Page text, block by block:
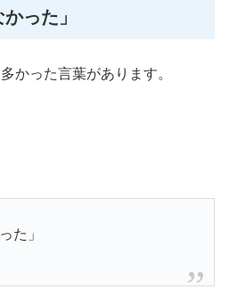
った」
かった言葉があります。
た」